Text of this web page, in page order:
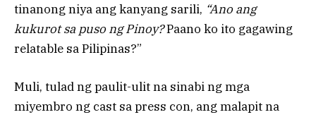
tinanong niya ang kanyang sarili, “Ano ang
kukurot sa puso ng Pinoy?Paano ko ito gagawing
relatable sa Pilipinas?”
Muli, tulad ng paulit-ulit na sinabi ng mga
miyembro ng cast sa press con, ang malapit na